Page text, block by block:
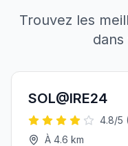
Trouvez les
SOL@IRE24
4.8/5
À 4.6 km